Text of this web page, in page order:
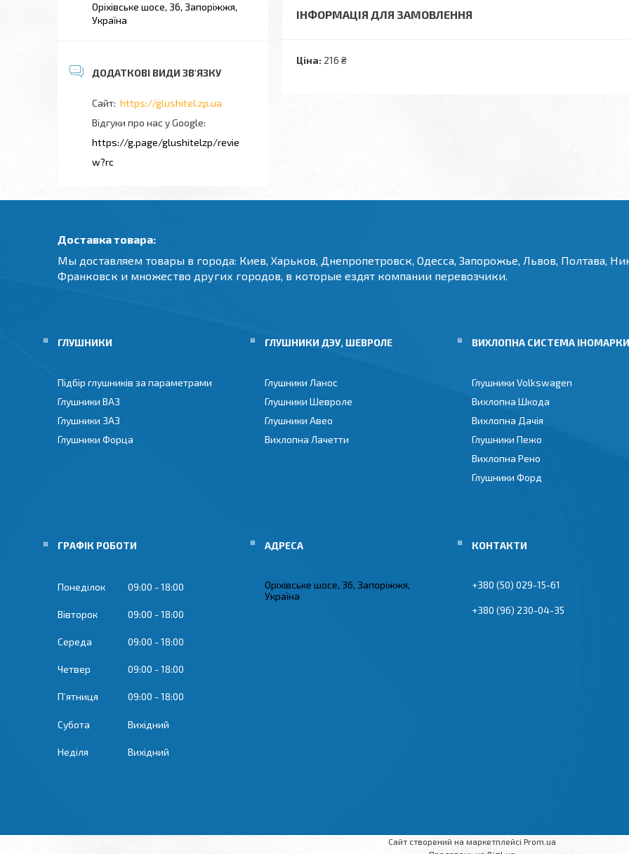
ІНФОРМАЦІЯ ДЛЯ ЗАМОВЛЕННЯ
Ціна: 216 ₴
Оріхівське шосе, 36, Запоріжжя,
Україна
https://glushitel.zp.ua
Відгуки про нас у Google
https://g.page/glushitelzp/revie
w?rc
Доставка товара:
Мы доставляем товары в города: Киев, Харьков, Днепропетровск, Одесса, Запорожье, Львов, Полтава,
Франковск и множество других городов, в которые ездят компании перевозчики.
ГЛУШНИКИ
Підбір глушників за параметрами
Глушники ВАЗ
Глушники ЗАЗ
Глушники Форца
ГЛУШНИКИ ДЭУ, ШЕВРОЛЕ
Глушники Ланос
Глушники Шевроле
Глушники Авео
Вихлопна Лачетти
ВИХЛОПНА СИСТЕМА ІНОМАРКИ
Глушники Volkswagen
Вихлопна Шкода
Вихлопна Дачія
Глушники Пежо
Вихлопна Рено
Глушники Форд
ГРАФІК РОБОТИ
Понеділок 09:00 18:00
Вівторок 09:00 18:00
Середа 09:00 18:00
Четвер 09:00 18:00
Пʼятниця 09:00 18:00
Субота Вихідний
Неділя Вихідний
Оріхівське шосе, 36, Запоріжжя,
Україна
+380 (50) 029-15-61
+380 (96) 230-04-35
Сайт створений на маркетплейсі Prom.ua